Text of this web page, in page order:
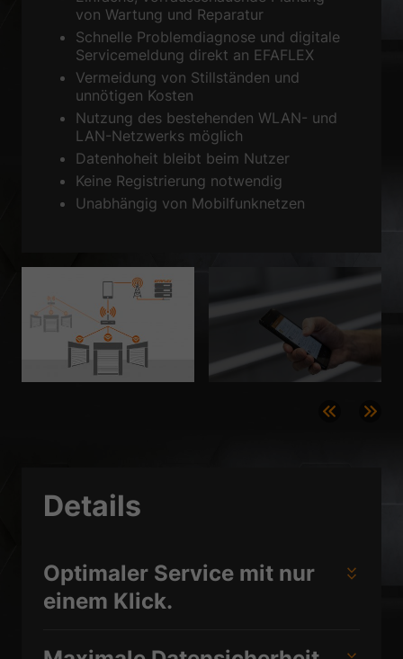
von Wartung und Reparatur
Schnelle Problemdiagnose und digitale
Servicemeldung direkt an EFAFLEX
Vermeidung von Stillständen und
unnötigen Kosten
Nutzung des bestehenden WLAN- und
LAN-Netzwerks möglich
Datenhoheit bleibt beim Nutzer
Keine Registrierung notwendig
Unabhängig von Mobilfunknetzen
Details
Optimaler Service mit nur
einem Klick.
Zurück
Datenschutzeinstellungen
Essenziell (1)
Essenzielle Cookies ermöglichen grundlegende Funktionen und sind für
die einwandfreie Funktion der Website erforderlich.
Cookie-Informationen anzeigen
Statistiken (1)
Statistik Cookies erfassen Informationen anonym. Diese Informationen
helfen uns zu verstehen, wie unsere Besucher unsere Website nutzen.
Externe Medien (2)
Inhalte von Videoplattformen und Social-Media-Plattformen werden
standardmäßig blockiert. Wenn Cookies von externen Medien akzeptiert
werden, bedarf der Zugriff auf diese Inhalte keiner manuellen
Cookie-Informationen anzeigen
Datenschutzerklärung Impressum